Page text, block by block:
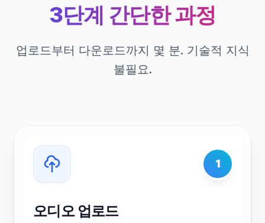
3단계 간단한 과정
업로드부터 다운로드까지 몇 분. 기술적 지식
불필요.
1
오디오 업로드